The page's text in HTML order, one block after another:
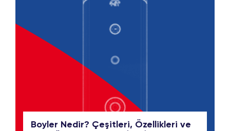
Boyler Nedir? Çeşitleri, Özellikleri ve